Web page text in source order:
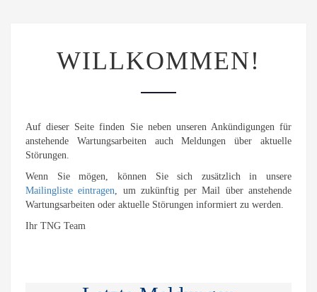
WILLKOMMEN!
Auf dieser Seite finden Sie neben unseren Ankündigungen für
anstehende Wartungsarbeiten auch Meldungen über aktuelle
Störungen.
Wenn Sie mögen, können Sie sich zusätzlich in unsere
Mailingliste eintragen, um zukünftig per Mail über anstehende
Wartungsarbeiten oder aktuelle Störungen informiert zu werden.
Ihr TNG Team